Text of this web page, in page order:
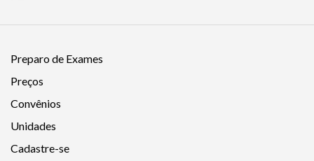
Preparo de Exames
Preços
Convênios
Unidades
Cadastre-se